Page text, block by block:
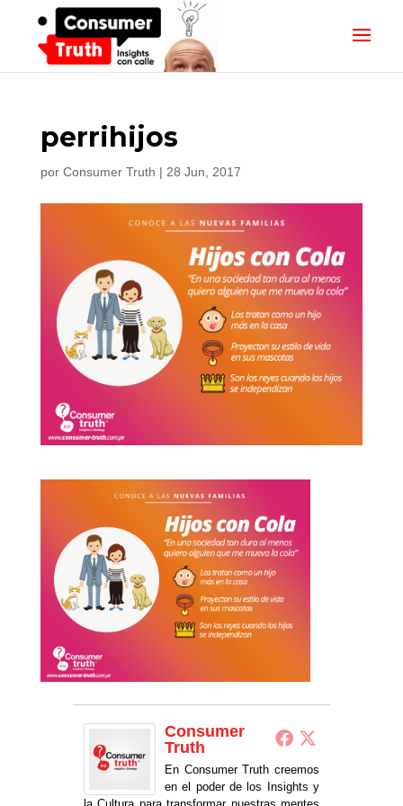
perrihijos
por Consumer Truth | 28 Jun, 2017
Consumer
Truth
En Consumer Truth creemos
en el poder de los Insights y